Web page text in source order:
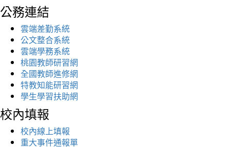
公務連結
雲端差勤系統
公文整合系統
雲端學務系統
桃園教師研習網
全國教師進修網
特教知能研習網
學生學習扶助網
校內填報
校內線上填報
重大事件通報單